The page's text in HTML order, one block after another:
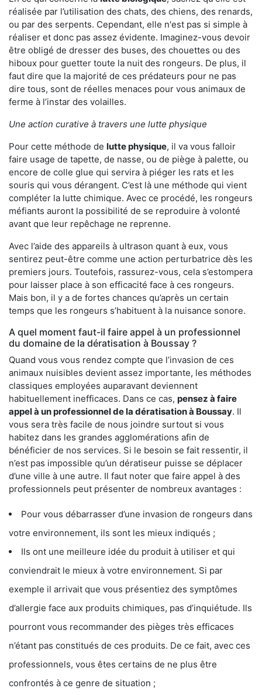
réalisée par l’utilisation des chats, des chiens, des renards,
ou par des serpents. Cependant, elle n'est pas si simple à
réaliser et donc pas assez évidente. Imaginez-vous devoir
être obligé de dresser des buses, des chouettes ou des
hiboux pour guetter toute la nuit des rongeurs. De plus, il
faut dire que la majorité de ces prédateurs pour ne pas
dire tous, sont de réelles menaces pour vous animaux de
ferme à l’instar des volailles.
Une action curative à travers une lutte physique
Pour cette méthode de lutte physique, il va vous falloir
faire usage de tapette, de nasse, ou de piège à palette, ou
encore de colle glue qui servira à piéger les rats et les
souris qui vous dérangent. C’est là une méthode qui vient
compléter la lutte chimique. Avec ce procédé, les rongeurs
méfiants auront la possibilité de se reproduire à volonté
avant que leur repêchage ne reprenne.
Avec l’aide des appareils à ultrason quant à eux, vous
sentirez peut-être comme une action perturbatrice dès les
premiers jours. Toutefois, rassurez-vous, cela s’estompera
pour laisser place à son efficacité face à ces rongeurs.
Mais bon, il y a de fortes chances qu’après un certain
temps que les rongeurs s’habituent à la nuisance sonore.
A quel moment faut-il faire appel à un professionnel
du domaine de la dératisation à Boussay ?
Quand vous vous rendez compte que l’invasion de ces
animaux nuisibles devient assez importante, les méthodes
classiques employées auparavant deviennent
habituellement inefficaces. Dans ce cas, pensez à faire
appel à un professionnel de la dératisation à Boussay. Il
vous sera très facile de nous joindre surtout si vous
habitez dans les grandes agglomérations afin de
bénéficier de nos services. Si le besoin se fait ressentir, il
n’est pas impossible qu’un dératiseur puisse se déplacer
d’une ville à une autre. Il faut noter que faire appel à des
professionnels peut présenter de nombreux avantages :
Pour vous débarrasser d’une invasion de rongeurs dans
votre environnement, ils sont les mieux indiqués ;
Ils ont une meilleure idée du produit à utiliser et qui
conviendrait le mieux à votre environnement. Si par
exemple il arrivait que vous présentiez des symptômes
d’allergie face aux produits chimiques, pas d’inquiétude. Ils
pourront vous recommander des pièges très efficaces
n’étant pas constitués de ces produits. De ce fait, avec ces
professionnels, vous êtes certains de ne plus être
confrontés à ce genre de situation ;